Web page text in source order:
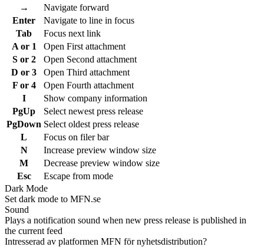
→
Navigate forward
Enter
Navigate to line in focus
Tab
Focus next link
A or 1
Open First attachment
S or 2
Open Second attachment
D or 3
Open Third attachment
F or 4
Open Fourth attachment
I
Show company information
PgUp
Select newest press release
PgDown Select oldest press release
L
Focus on filer bar
N
Increase preview window size
M
Decrease preview window size
Esc
Escape from mode
Dark Mode
Set dark mode to MFN.se
Sound
Plays a notification sound when new press release is published in
the current feed
Intresserad av platformen MFN för nyhetsdistribution?